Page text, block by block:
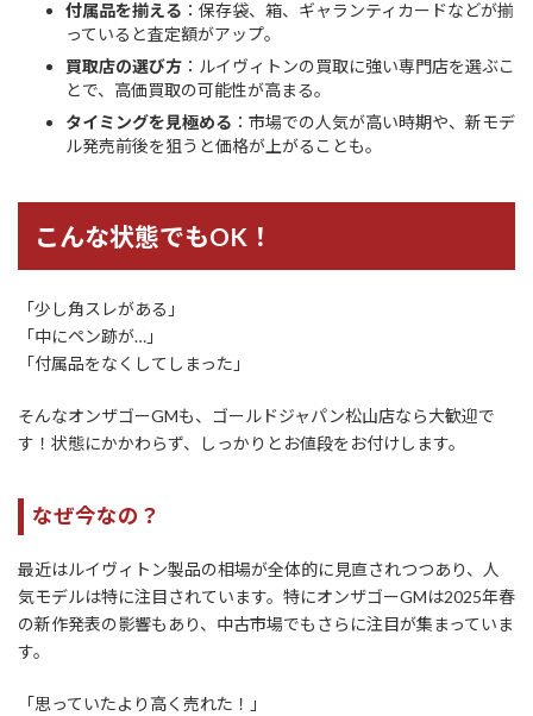
付属品を揃える ：保存袋、箱、ギャランティカードなどが揃
っていると査定額がアップ。
買取店の選び方 ：ルイヴィトンの買取に強い専門店を選ぶこ
とで、高価買取の可能性が高まる。
タイミングを見極める ：市場での人気が高い時期や、新モデ
ル発売前後を狙うと価格が上がることも。
こんな状態でもOK！
「少し角スレがある」
「中にペン跡が…」
「付属品をなくしてしまった」
そんなオンザゴーGMも、ゴールドジャパン松山店なら大歓迎で
す！状態にかかわらず、しっかりとお値段をお付けします。
なぜ今なの？
最近はルイヴィトン製品の相場が全体的に見直されつつあり、人
気モデルは特に注目されています。特にオンザゴーGMは2025年春
の新作発表の影響もあり、中古市場でもさらに注目が集まっていま
す。
「思っていたより高く売れた！」